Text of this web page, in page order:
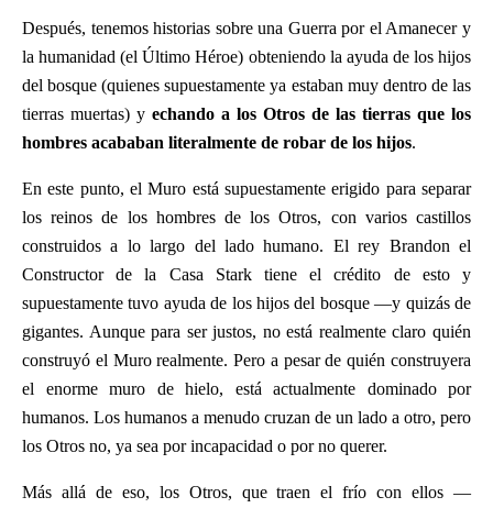
Después, tenemos historias sobre una Guerra por el Amanecer y
la humanidad (el Último Héroe) obteniendo la ayuda de los hijos
del bosque (quienes supuestamente ya estaban muy dentro de las
tierras muertas) y echando a los Otros de las tierras que los
hombres acababan literalmente de robar de los hijos.
En este punto, el Muro está supuestamente erigido para separar
los reinos de los hombres de los Otros, con varios castillos
construidos a lo largo del lado humano. El rey Brandon el
Constructor de la Casa Stark tiene el crédito de esto y
supuestamente tuvo ayuda de los hijos del bosque —y quizás de
gigantes. Aunque para ser justos, no está realmente claro quién
construyó el Muro realmente. Pero a pesar de quién construyera
el enorme muro de hielo, está actualmente dominado por
humanos. Los humanos a menudo cruzan de un lado a otro, pero
los Otros no, ya sea por incapacidad o por no querer.
Más allá de eso, los Otros, que traen el frío con ellos —